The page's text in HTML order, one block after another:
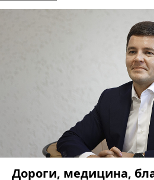
Дороги, медицина,